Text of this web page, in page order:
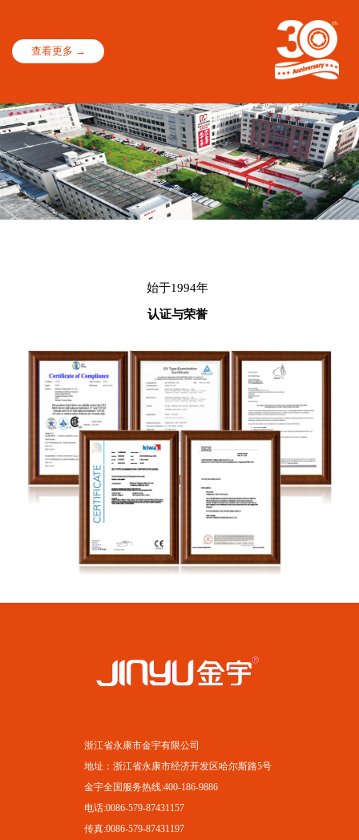
查看更多 →
始于1994年
认证与荣誉
浙江省永康市金宇有限公司
地址：浙江省永康市经济开发区哈尔斯路5号
金宇全国服务热线:400-186-9886
电话:0086-579-87431157
传真:0086-579-87431197